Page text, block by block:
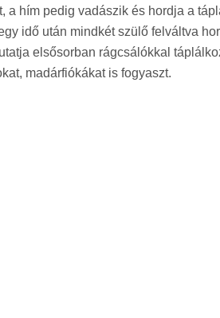
hím pedig vadászik és hordja a
idő után mindkét szülő felváltva
elsősorban rágcsálókkal
madárfiókákat is fogyaszt.